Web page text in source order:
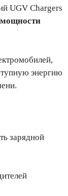
UGV Chargers
мощности
энергию
зарядной